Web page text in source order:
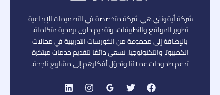
شركة أيقونتي هي شركة متخصصة في التصميمات الإبداعية،
تطوير المواقع والتطبيقات، وتقديم حلول برمجية متكاملة،
بالإضافة إلى مجموعة من الكورسات التدريبية في مجالات
الكمبيوتر والتكنولوجيا. نسعى دائمًا لتقديم خدمات مبتكرة
تدعم طموحات عملائنا وتحوّل أفكارهم إلى مشاريع ناجحة.